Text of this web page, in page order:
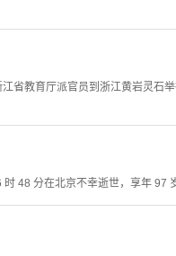
省教育厅派官员到浙江黄岩灵石
48 分在北京不幸逝世，享年 97